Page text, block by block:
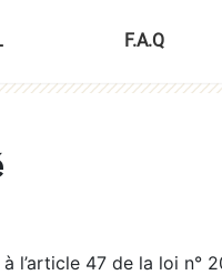
F.A.Q
l’article 47 de la loi n°